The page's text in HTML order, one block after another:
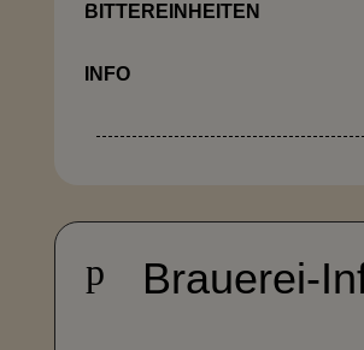
BITTEREINHEITEN
INFO
p Brauerei-